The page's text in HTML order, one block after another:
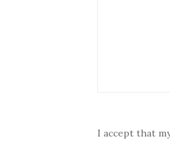
I accept that